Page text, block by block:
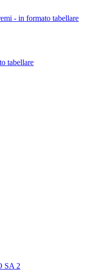
- in formato tabellare
tabellare
SA 2